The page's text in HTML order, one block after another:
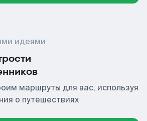
идеями
маршруты для вас, используя
о путешествиях